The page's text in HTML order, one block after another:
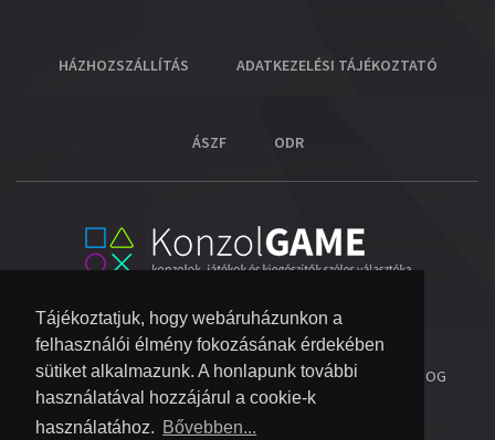
Tájékoztatjuk, hogy webáruházunkon a
felhasználói élmény fokozásának érdekében
sütiket alkalmazunk. A honlapunk további
használatával hozzájárul a cookie-k
használatához. Bővebben...
HÁZHOZSZÁLLÍTÁS ADATKEZELÉSI TÁJÉKOZTATÓ
ÁSZF ODR
© 2026 COPYRIGHT KONZOL VIDEOGAME KFT.- MINDEN JOG
FENNTARTVA!